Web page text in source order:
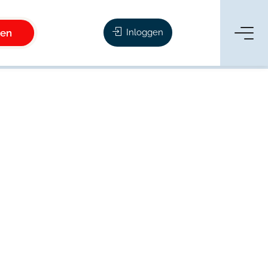
Inloggen